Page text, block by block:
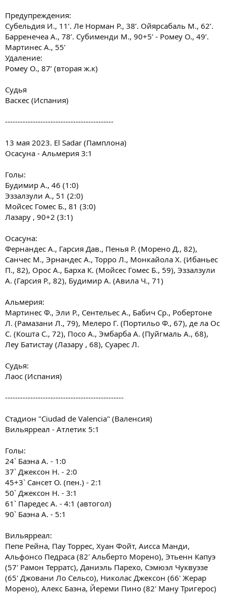
Предупреждения:
Субельдия И., 11’. Ле Норман Р., 38’. Ойярсабаль М., 62’.
Барренечеа А., 78’. Субименди М., 90+5’ - Ромеу О., 49’.
Мартинес А., 55’
Удаление:
Ромеу О., 87’ (вторая ж.к)
Судья
Васкес (Испания)
-------------------------------------------
13 мая 2023. El Sadar (Памплона)
Осасуна - Альмерия 3:1
Голы:
Будимир А., 46 (1:0)
Эззалзули А., 51 (2:0)
Мойсес Гомес Б., 81 (3:0)
Лазару , 90+2 (3:1)
Осасуна:
Фернандес А., Гарсия Дав., Пенья Р. (Морено Д., 82),
Санчес М., Эрнандес А., Торро Л., Монкайола Х. (Ибаньес
П., 82), Орос А., Барха К. (Мойсес Гомес Б., 59), Эззалзули
А. (Гарсия Р., 82), Будимир А. (Авила Ч., 71)
Альмерия:
Мартинес Ф., Эли Р., Сентельес А., Бабич Ср., Робертоне
Л. (Рамазани Л., 79), Мелеро Г. (Портильо Ф., 67), де ла Ос
С. (Кошта С., 72), Посо А., Эмбарба А. (Пуйгмаль А., 68),
Леу Батистау (Лазару , 68), Суарес Л.
Судья:
Лаос (Испания)
-----------------------------------------------
Стадион "Ciudad de Valencia" (Валенсия)
Вильярреал - Атлетик 5:1
Голы:
24` Баэна А. - 1:0
37` Джексон Н. - 2:0
45+3` Сансет О. (пен.) - 2:1
50` Джексон Н. - 3:1
61` Паредес А. - 4:1 (автогол)
90` Баэна А. - 5:1
Вильярреал:
Пепе Рейна, Пау Торрес, Хуан Фойт, Аисса Манди,
Альфонсо Педраса (82' Альберто Морено), Этьенн Капуэ
(57' Рамон Терратс), Даниэль Парехо, Сэмюэл Чуквуэзе
(65' Джовани Ло Сельсо), Николас Джексон (66' Жерар
Морено), Алекс Баэна, Йереми Пино (82' Ману Тригерос)